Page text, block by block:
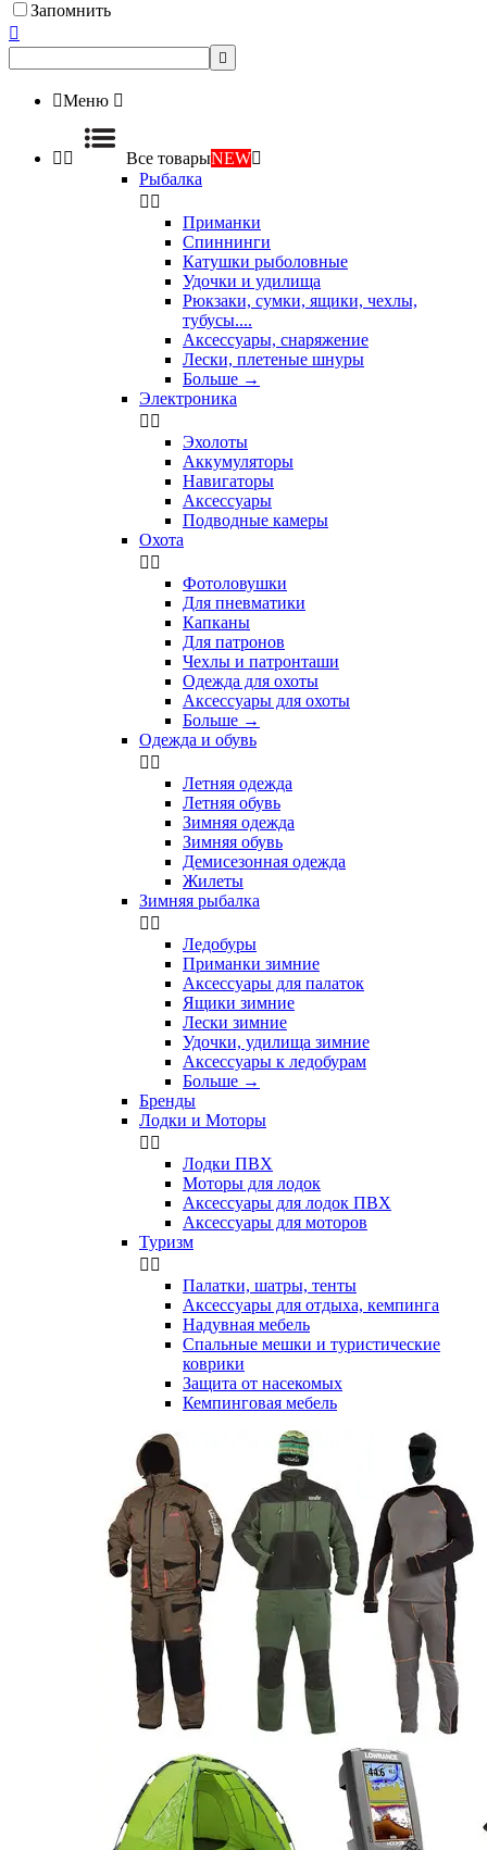
Запомнить


Меню 
  Все товарыNEW
Рыбалка
 
Приманки
Спиннинги
Катушки рыболовные
Удочки и удилища
Рюкзаки, сумки, ящики, чехлы,
тубусы....
Аксессуары, снаряжение
Лески, плетеные шнуры
Больше →
Электроника
 
Эхолоты
Аккумуляторы
Навигаторы
Аксессуары
Подводные камеры
Охота
 
Фотоловушки
Для пневматики
Капканы
Для патронов
Чехлы и патронташи
Одежда для охоты
Аксессуары для охоты
Больше →
Одежда и обувь
 
Летняя одежда
Летняя обувь
Зимняя одежда
Зимняя обувь
Демисезонная одежда
Жилеты
Зимняя рыбалка
 
Ледобуры
Приманки зимние
Аксессуары для палаток
Ящики зимние
Лески зимние
Удочки, удилища зимние
Аксессуары к ледобурам
Больше →
Бренды
Лодки и Моторы
 
Лодки ПВХ
Моторы для лодок
Аксессуары для лодок ПВХ
Аксессуары для моторов
Туризм
 
Палатки, шатры, тенты
Аксессуары для отдыха, кемпинга
Надувная мебель
Спальные мешки и туристические
коврики
Защита от насекомых
Кемпинговая мебель